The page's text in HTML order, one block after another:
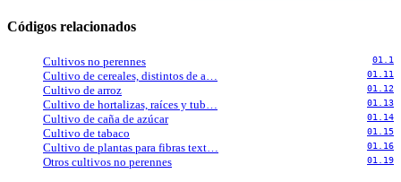
Códigos relacionados
Cultivos no perennes 01.1
Cultivo de cereales, distintos de a… 01.11
Cultivo de arroz 01.12
Cultivo de hortalizas, raíces y tub… 01.13
Cultivo de caña de azúcar 01.14
Cultivo de tabaco 01.15
Cultivo de plantas para fibras text… 01.16
Otros cultivos no perennes 01.19